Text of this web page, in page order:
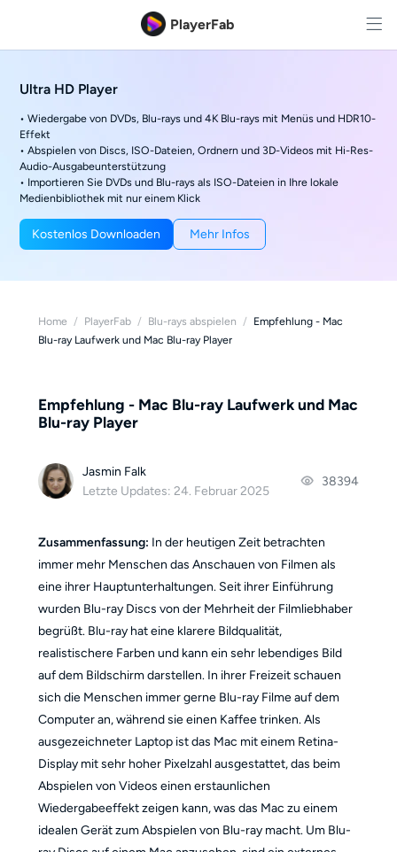
PlayerFab
Ultra HD Player
• Wiedergabe von DVDs, Blu-rays und 4K Blu-rays mit Menüs und HDR10-
Effekt
• Abspielen von Discs, ISO-Dateien, Ordnern und 3D-Videos mit Hi-Res-
Audio-Ausgabeunterstützung
• Importieren Sie DVDs und Blu-rays als ISO-Dateien in Ihre lokale
Medienbibliothek mit nur einem Klick
Kostenlos Downloaden Mehr Infos
Home / PlayerFab / Blu-rays abspielen / Empfehlung - Mac
Blu-ray Laufwerk und Mac Blu-ray Player
Empfehlung - Mac Blu-ray Laufwerk und Mac
Blu-ray Player
Jasmin Falk
Letzte Updates: 24. Februar 2025
38394
Zusammenfassung: In der heutigen Zeit betrachten
immer mehr Menschen das Anschauen von Filmen als
eine ihrer Hauptunterhaltungen. Seit ihrer Einführung
wurden Blu-ray Discs von der Mehrheit der Filmliebhaber
begrüßt. Blu-ray hat eine klarere Bildqualität,
realistischere Farben und kann ein sehr lebendiges Bild
auf dem Bildschirm darstellen. In ihrer Freizeit schauen
sich die Menschen immer gerne Blu-ray Filme auf dem
Computer an, während sie einen Kaffee trinken. Als
ausgezeichneter Laptop ist das Mac mit einem Retina-
Display mit sehr hoher Pixelzahl ausgestattet, das beim
Abspielen von Videos einen erstaunlichen
Wiedergabeeffekt zeigen kann, was das Mac zu einem
idealen Gerät zum Abspielen von Blu-ray macht. Um Blu-